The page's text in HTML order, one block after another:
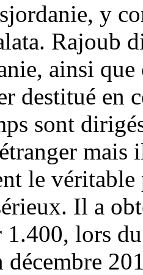
y
Rajoub
ainsi
destitué en
sont
le
Il a
lors
décembre